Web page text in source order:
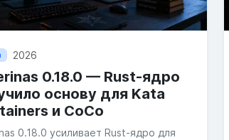
2026
0.18.0 — Rust-ядро
основу для Kata
и CoCo
0.18.0 усиливает Rust-ядро для